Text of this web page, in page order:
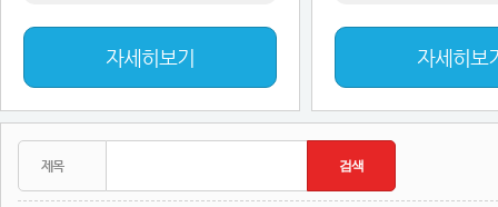
자세히보기 자세히보